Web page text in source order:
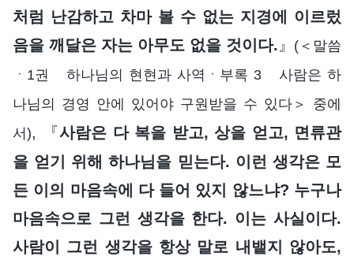
처럼 난감하고 차마 볼 수 없는 지경에 이르렀
음을 깨달은 자는 아무도 없을 것이다. 』 (＜말씀
ㆍ1권 하나님의 현현과 사역ㆍ부록 3 사람은 하
나님의 경영 안에 있어야 구원받을 수 있다＞ 중에
서), 『사람은 다 복을 받고, 상을 얻고, 면류관
을 얻기 위해 하나님을 믿는다. 이런 생각은 모
든 이의 마음속에 다 들어 있지 않느냐? 누구나
마음속으로 그런 생각을 한다. 이는 사실이다.
사람이 그런 생각을 항상 말로 내뱉지 않아도,